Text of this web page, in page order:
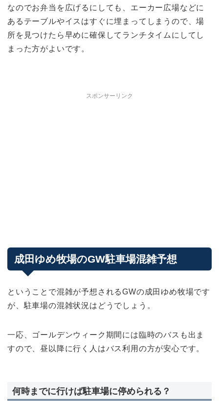
なのでお弁当を広げるにしても、エーカー広場などに
あるテーブルやイスはすぐに埋まってしまうので、場
所を見つけたら早めに確保してランチタイムにしてし
まった方がよいです。
スポンサーリンク
成田ゆめ牧場のGW駐車場混雑予想
ということで混雑が予想されるGWの成田ゆめ牧場です
が、駐車場の混雑状況はどうでしょう。
一応、ゴールデンウィーク期間には臨時のバスも出ま
すので、昼以降に行く人はバス利用の方が安心です。
何時までに行けば駐車場に停められる？